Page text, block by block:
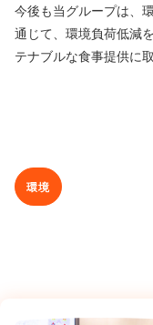
今後も当グループは、
通じて、環境負荷低減
テナブルな食事提供に
環境